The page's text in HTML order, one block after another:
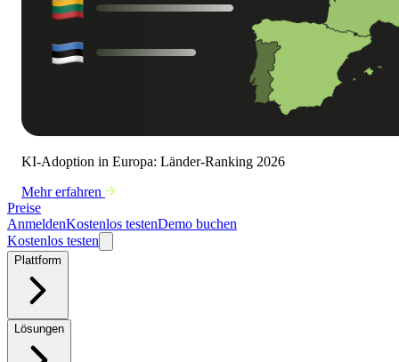
KI-Adoption in Europa: Länder-Ranking 2026
Mehr erfahren
Preise
AnmeldenKostenlos testenDemo buchen
Kostenlos testen
Plattform
Lösungen